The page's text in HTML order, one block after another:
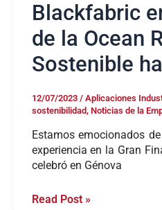
Blackfabric
de la Ocean
Sostenible
12/07/2023 / Aplicaciones
sostenibilidad, Noticias de la
Estamos emocionados
experiencia en la Gran
celebró en Génova
el
Futuro
Read Post »